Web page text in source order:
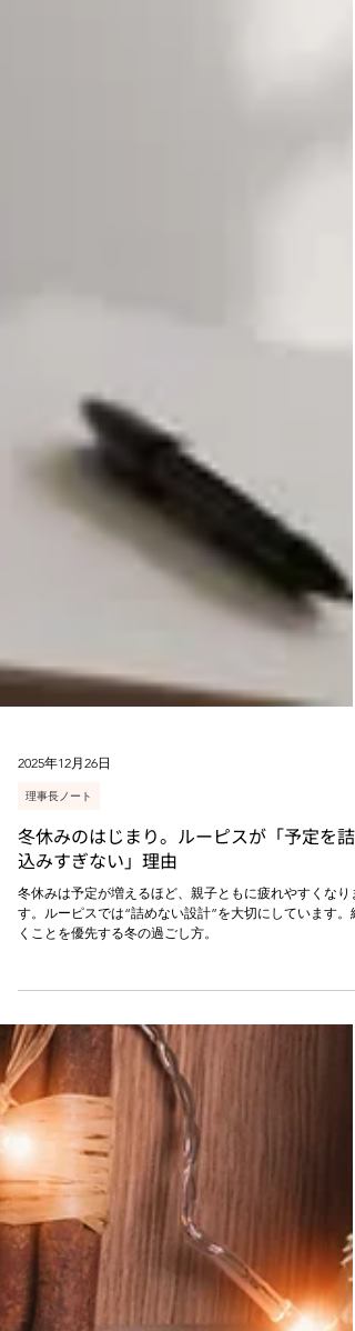
2025年12月26日
理事長ノート
冬休みのはじまり。ルーピスが「予定を詰
込みすぎない」理由
冬休みは予定が増えるほど、親子ともに疲れやすくなりま